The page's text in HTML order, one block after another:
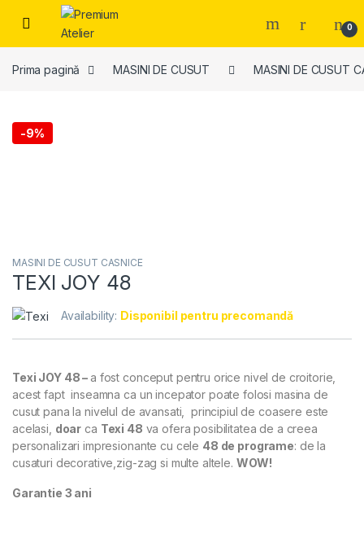
Skip to navigation
Skip to content
0
Prima pagină MASINI DE CUSUT MASINI DE CUSUT
-9%
MASINI DE CUSUT CASNICE
TEXI JOY 48
Availability: Disponibil pentru precomandă
Texi JOY 48 –a fost conceput pentru orice nivel de croitorie,
acest fapt inseamna ca un incepator poate folosi masina de
cusut pana la nivelul de avansati, principiul de coasere este
acelasi, doar ca Texi 48 va ofera posibilitatea de a creea
personalizari impresionante cu cele 48 de programe: de la
cusaturi decorative,zig-zag si multe altele. WOW!
Garantie 3 ani